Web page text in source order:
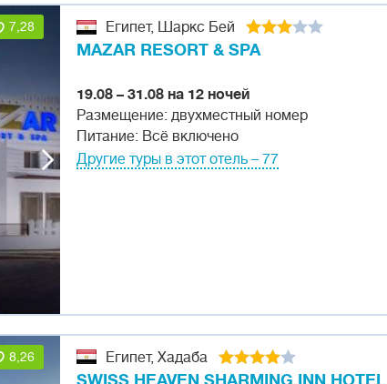
7,28 Египет, Шаркс Бей
MAZAR RESORT & SPA
19.08 – 31.08 на 12 ночей
Размещение: двухместный номер
Питание: Всё включено
Другие туры в этот отель – 77
8,26 Египет, Хадаба
SWISS HEAVEN SHARMING INN HOTEL